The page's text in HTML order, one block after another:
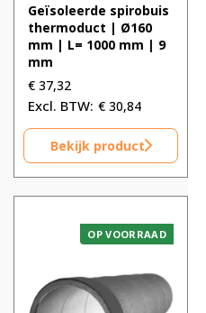
Geïsoleerde spirobuis
thermoduct | Ø160
mm | L= 1000 mm | 9
mm
€ 37,32
€ 30,84
Bekijk product
OP VOORRAAD